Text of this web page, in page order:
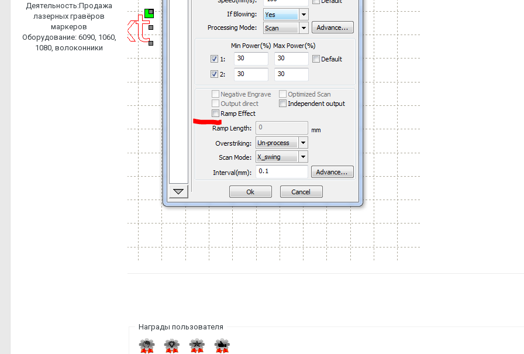
Деятельность:Продажа
лазерных гравёров
маркеров
Оборудование:6090, 1060,
1080, волоконники
Награды пользователя